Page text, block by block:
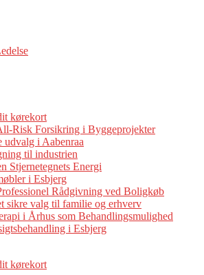
kørekort
Risk Forsikring i Byggeprojekter
udvalg i Aabenraa
til industrien
Stjernetegnets Energi
i Esbjerg
Rådgivning ved Boligkøb
sikre valg til familie og erhverv
i Århus som Behandlingsmulighed
i Esbjerg
kørekort